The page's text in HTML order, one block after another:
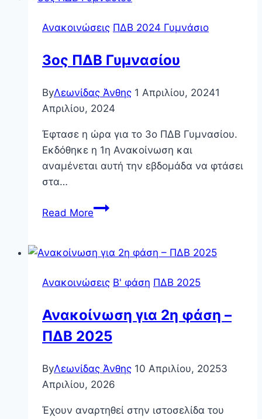
Ανακοινώσεις ΠΔΒ 2024 Γυμνάσιο
3ος ΠΔΒ Γυμνασίου
ByΛεωνίδας Άνθης 1 Απριλίου, 20241
Απριλίου, 2024
Έφτασε η ώρα για το 3ο ΠΔΒ Γυμνασίου.
Εκδόθηκε η 1η Ανακοίνωση και
αναμένεται αυτή την εβδομάδα να φτάσει
στα…
Read More3ος
Ανακοινώσεις Β' φάση ΠΔΒ 2025
Ανακοίνωση για 2η φάση –
ΠΔΒ 2025
ByΛεωνίδας Άνθης 10 Απριλίου, 20253
Απριλίου, 2026
Έχουν αναρτηθεί στην ιστοσελίδα του